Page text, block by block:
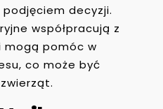
decyzji.
współpracują z
mogą pomóc w
co może być